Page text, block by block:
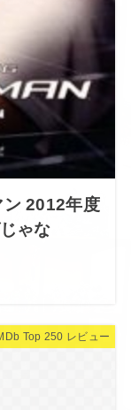
2012年度
ゃな
Top 250 レビュー